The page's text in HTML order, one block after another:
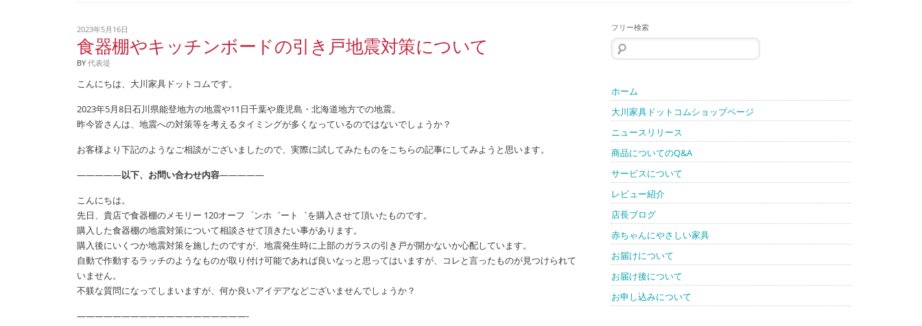
2023年5月16日
食器棚やキッチンボードの引き戸地震対策について
BY 代表堤
こんにちは、大川家具ドットコムです。
2023年5月8日石川県能登地方の地震や11日千葉や鹿児島・北海道地方での地震。
昨今皆さんは、地震への対策等を考えるタイミングが多くなっているのではないでしょうか？
お客様より下記のようなご相談がございましたので、実際に試してみたものをこちらの記事にしてみようと思います。
—————以下、お問い合わせ内容—————
こんにちは。
先日、貴店で食器棚のメモリー 120オーフ゜ンホ゛ート゛を購入させて頂いたものです。
購入した食器棚の地震対策について相談させて頂きたい事があります。
購入後にいくつか地震対策を施したのですが、地震発生時に上部のガラスの引き戸が開かないか心配しています。
自動で作動するラッチのようなものが取り付け可能であれば良いなっと思ってはいますが、コレと言ったものが見つけられて
いません。
不躾な質問になってしまいますが、何か良いアイデアなどございませんでしょうか？
———————————————————-
フリー検索
検
索:
ホーム
大川家具ドットコムショップページ
ニュースリリース
商品についてのQ&A
サービスについて
レビュー紹介
店長ブログ
赤ちゃんにやさしい家具
お届けについて
お届け後について
お申し込みについて